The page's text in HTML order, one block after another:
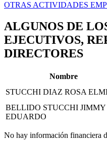
OTRAS ACTIVIDADES
ALGUNOS DE
EJECUTIVOS,
DIRECTORES
Nombre
STUCCHI DIAZ ROSA
BELLIDO STUCCHI JIMMY
EDUARDO
No hay información financiera